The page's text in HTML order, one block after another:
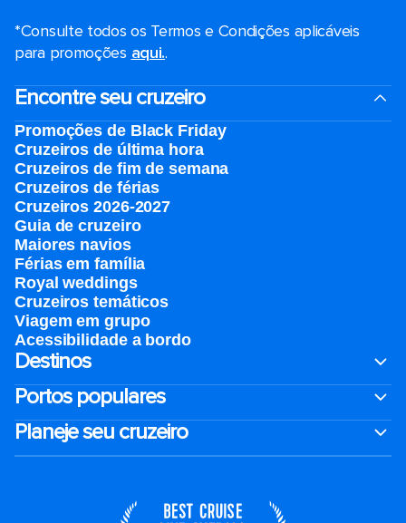
*Consulte todos os Termos e Condições aplicáveis ​​
para promoções aqui..
Encontre seu cruzeiro
Promoções de Black Friday
Cruzeiros de última hora
Cruzeiros de fim de semana
Cruzeiros de férias
Cruzeiros 2026-2027
Guia de cruzeiro
Maiores navios
Férias em família
Royal weddings
Cruzeiros temáticos
Viagem em grupo
Acessibilidade a bordo
Destinos
Portos populares
Planeje seu cruzeiro